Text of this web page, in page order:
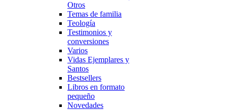
Otros
Temas de familia
Teología
Testimonios y
conversiones
Varios
Vidas Ejemplares y
Santos
Bestsellers
Libros en formato
pequeño
Novedades